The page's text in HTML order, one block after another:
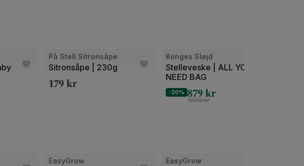
lys
På Stell Sitronsåpe
Sitronsåpe | 230g
179kr
Konges Sløjd
Stelleveske | ALL YOU
NEED BAG
-20% 879kr
1099kr
EasyGrow EasyGrow